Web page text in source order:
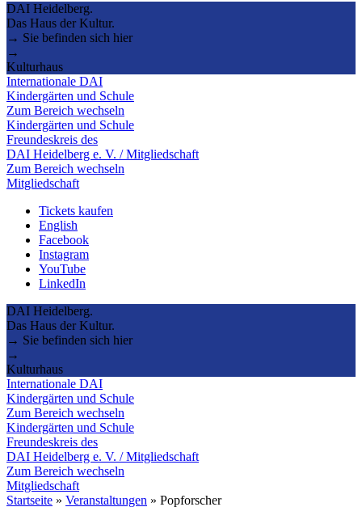
DAI Heidelberg.
Das Haus der Kultur.
→ Sie befinden sich hier
→
Kulturhaus
Internationale DAI
Kindergärten und Schule
Zum Bereich wechseln
Kindergärten und Schule
Freundeskreis des
DAI Heidelberg e. V. / Mitgliedschaft
Zum Bereich wechseln
Mitgliedschaft
Tickets kaufen
English
Facebook
Instagram
YouTube
LinkedIn
DAI Heidelberg.
Das Haus der Kultur.
→ Sie befinden sich hier
→
Kulturhaus
Internationale DAI
Kindergärten und Schule
Zum Bereich wechseln
Kindergärten und Schule
Freundeskreis des
DAI Heidelberg e. V. / Mitgliedschaft
Zum Bereich wechseln
Mitgliedschaft
Startseite » Veranstaltungen » Popforscher